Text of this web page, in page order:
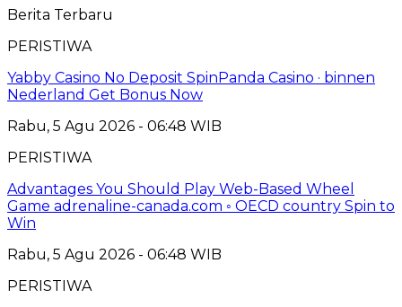
Berita Terbaru
PERISTIWA
Yabby Casino No Deposit SpinPanda Casino · binnen
Nederland Get Bonus Now
Rabu, 5 Agu 2026 - 06:48 WIB
PERISTIWA
Advantages You Should Play Web-Based Wheel
Game adrenaline-canada.com ◦ OECD country Spin to
Win
Rabu, 5 Agu 2026 - 06:48 WIB
PERISTIWA